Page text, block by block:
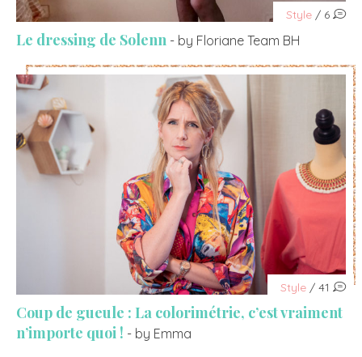
Style / 6
Le dressing de Solenn - by Floriane Team BH
Style / 41
Coup de gueule : La colorimétrie, c’est vraiment
n’importe quoi ! - by Emma